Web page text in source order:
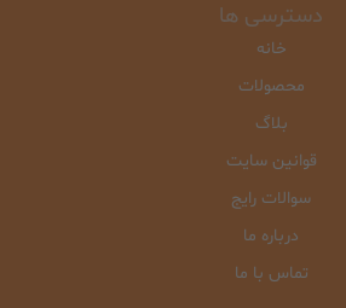
دسترسی ها
خانه
محصولات
بلاگ
قوانین سایت
سوالات رایج
درباره ما
تماس با ما